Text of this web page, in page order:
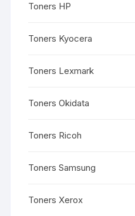
Toners HP
Toners Kyocera
Toners Lexmark
Toners Okidata
Toners Ricoh
Toners Samsung
Toners Xerox